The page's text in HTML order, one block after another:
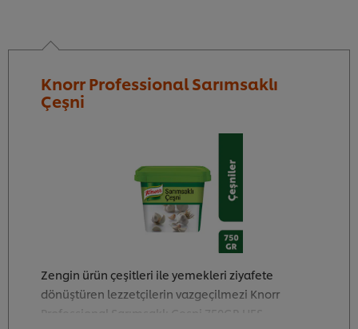
Knorr Professional Sarımsaklı
Çeşni
Zengin ürün çeşitleri ile yemekleri ziyafete
dönüştüren lezzetçilerin vazgeçilmezi Knorr
Professional Sarımsaklı Çeşni 750GR UFS